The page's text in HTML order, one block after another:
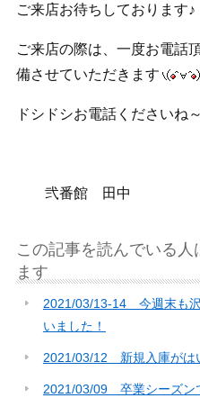
ご来店お待ちしております♪
ご来店の際は、一度お電話
備させていただきます
ドシドシお電話くださいね
弐番館 田中
この記事を読んでいる
ます
2021/03/13-14 今週末も
いました！
2021/03/12 新規入庫がは
2021/03/09 卒業シーズン